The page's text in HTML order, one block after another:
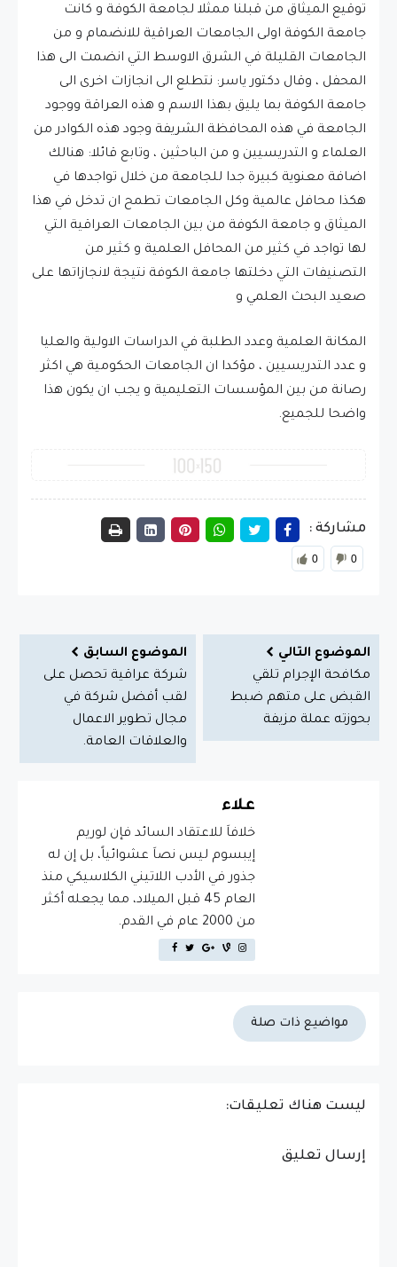
توقيع الميثاق من قبلنا ممثلا لجامعة الكوفة و كانت
جامعة الكوفة اولى الجامعات العراقية للانضمام و من
الجامعات القليلة في الشرق اﻻوسط التي انضمت الى هذا
المحفل ، وقال دكتور ياسر: نتطلع الى انجازات اخرى الى
جامعة الكوفة بما يليق بهذا اﻻسم و هذه العراقة ووجود
الجامعة في هذه المحافظة الشريفة وجود هذه الكوادر من
العلماء و التدريسيين و من الباحثين ، وتابع قائلا: هنالك
اضافة معنوية كبيرة جدا للجامعة من خلال تواجدها في
هكذا محافل عالمية وكل الجامعات تطمح ان تدخل في هذا
الميثاق و جامعة الكوفة من بين الجامعات العراقية التي
لها تواجد في كثير من المحافل العلمية و كثير من
التصنيفات التي دخلتها جامعة الكوفة نتيجة لانجازاتها على
صعيد البحث العلمي و
المكانة العلمية وعدد الطلبة في الدراسات الاولية والعليا
و عدد التدريسيين ، مؤكدا ان الجامعات الحكومية هي اكثر
رصانة من بين المؤسسات التعليمية و يجب ان يكون هذا
واضحا للجميع.
مشاركة :
0 0
الموضوع التالي
مكافحة الإجرام تلقي
القبض على متهم ضبط
بحوزته عملة مزيفة
الموضوع السابق
شركة عراقية تحصل على
لقب أفضل شركة في
مجال تطوير الاعمال
والعلاقات العامة.
علاء
خلافاَ للاعتقاد السائد فإن لوريم
إيبسوم ليس نصاَ عشوائياً، بل إن له
جذور في الأدب اللاتيني الكلاسيكي منذ
العام 45 قبل الميلاد، مما يجعله أكثر
من 2000 عام في القدم.
مواضيع ذات صلة
ليست هناك تعليقات:
إرسال تعليق